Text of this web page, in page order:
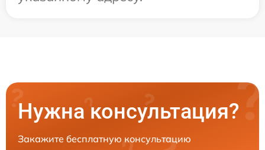
Нужна консультация?
Закажите бесплатную консультацию